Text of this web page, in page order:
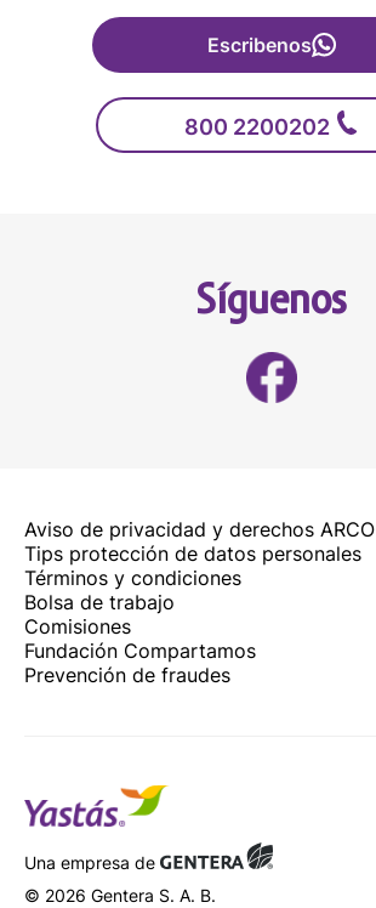
Escribenos
800 2200202
Síguenos
Aviso de privacidad y derechos ARCO
Tips protección de datos personales
Términos y condiciones
Bolsa de trabajo
Comisiones
Fundación Compartamos
Prevención de fraudes
Una empresa de
© 2026 Gentera S. A. B.